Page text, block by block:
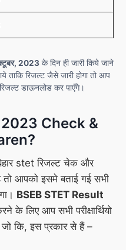
2023 के दिन ही जारी किये जाने
ताकि रिजल्ट जैसे जारी होगा तो आप
डाऊनलोड कर पाएँगे।
Check &
stet रिजल्ट चेक और
आपको इसमे बताई गई सभी
BSEB STET Result
के लिए आप सभी परीक्षार्थियो
कि, इस प्रकार से हैं –